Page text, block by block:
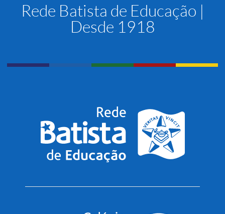
Rede Batista de Educação |
Desde 1918